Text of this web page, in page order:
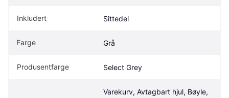
Inkludert Sittedel
Farge Grå
Produsentfarge Select Grey
Varekurv, Avtagbart hjul, Bøyle,